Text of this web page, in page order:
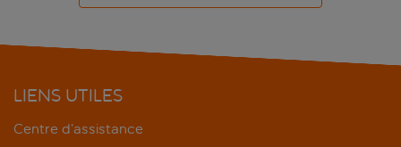
LIENS UTILES
Centre d’assistance